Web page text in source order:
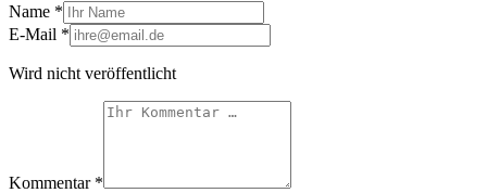
Name *
E-Mail *
Wird nicht veröffentlicht
Kommentar *